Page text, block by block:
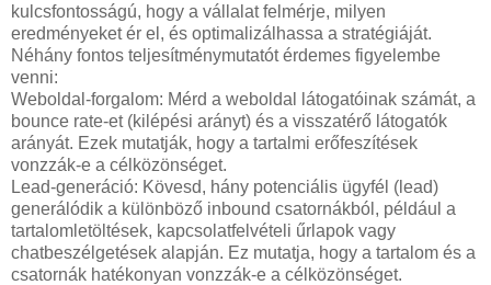
kulcsfontosságú, hogy a vállalat felmérje, milyen
eredményeket ér el, és optimalizálhassa a stratégiáját.
Néhány fontos teljesítménymutatót érdemes figyelembe
venni:
Weboldal-forgalom: Mérd a weboldal látogatóinak számát, a
bounce rate-et (kilépési arányt) és a visszatérő látogatók
arányát. Ezek mutatják, hogy a tartalmi erőfeszítések
vonzzák-e a célközönséget.
Lead-generáció: Kövesd, hány potenciális ügyfél (lead)
generálódik a különböző inbound csatornákból, például a
tartalomletöltések, kapcsolatfelvételi űrlapok vagy
chatbeszélgetések alapján. Ez mutatja, hogy a tartalom és a
csatornák hatékonyan vonzzák-e a célközönséget.